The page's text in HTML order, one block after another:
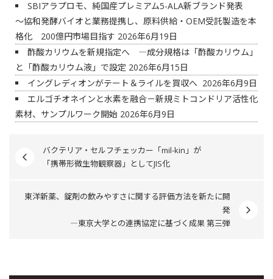
SBIアラプロモ、純国産プレミアム5-ALA新ブランド発表
～協和発酵バイオと業務提携し、原料供給・OEM受託製造を本
格化 200億円市場目指す 2026年6月19日
酢酸カリウムを新規指定へ ―成分規格は「酢酸カリウム」
と「酢酸カリウム液」で設定 2026年6月15日
イングレディオンがテート＆ライルを買収へ 2026年6月9日
エルゴチオネインと水素を融合－新規ミトコンドリア活性化
素材、サンプルワーク開始 2026年6月9日
バクテリア・セルフチェッカー「mil-kin」が
「携帯形微生物観察器」としてJIS化
東洋新薬、錠剤の飲みやすさに関する評価方法を新たに開
発
―東京大学との連携協定に基づく成果 第三弾